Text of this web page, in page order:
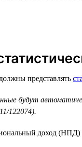
представлять
будут
122074).
доход (НПД)